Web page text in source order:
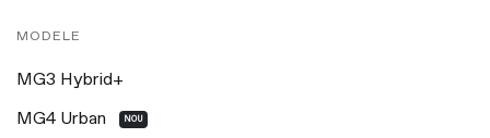
MODELE
MG3 Hybrid+
MG4 Urban NOU